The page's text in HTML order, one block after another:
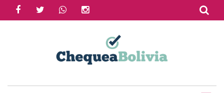
facebooktwitter whatsapp